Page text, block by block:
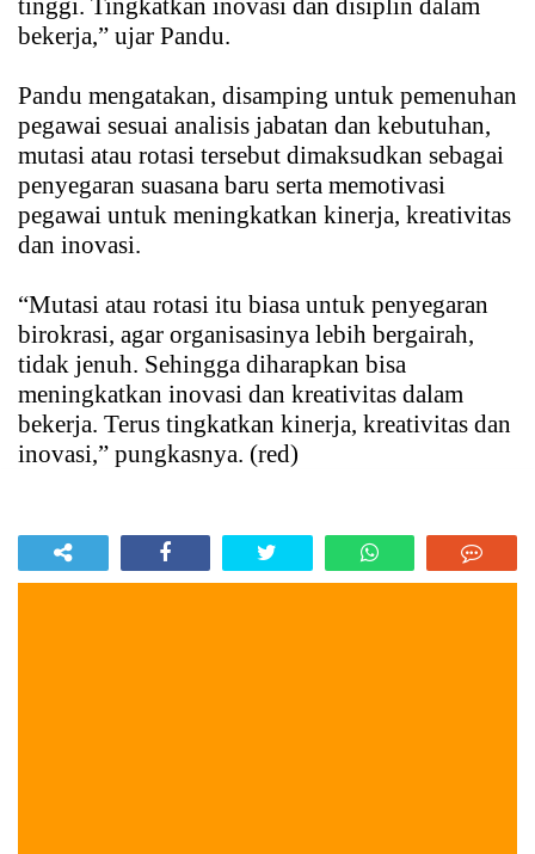
tinggi. Tingkatkan inovasi dan disiplin dalam
bekerja,” ujar Pandu.
Pandu mengatakan, disamping untuk pemenuhan
pegawai sesuai analisis jabatan dan kebutuhan,
mutasi atau rotasi tersebut dimaksudkan sebagai
penyegaran suasana baru serta memotivasi
pegawai untuk meningkatkan kinerja, kreativitas
dan inovasi.
“Mutasi atau rotasi itu biasa untuk penyegaran
birokrasi, agar organisasinya lebih bergairah,
tidak jenuh. Sehingga diharapkan bisa
meningkatkan inovasi dan kreativitas dalam
bekerja. Terus tingkatkan kinerja, kreativitas dan
inovasi,” pungkasnya. (red)